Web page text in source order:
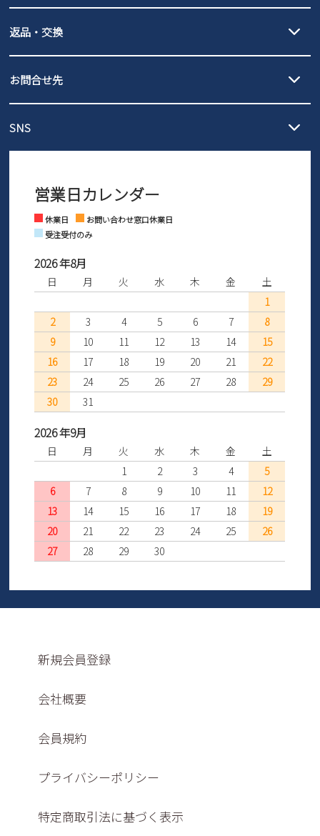
北海道・本州・四国・九州…550円
3,980円（税込）以上お買い上げで送料無料
ご利用ください。
全国一律…220円（税込）
発送日・送料詳細についてはご利用ガイドを
ご利用ください。
返品・交換
の片道無料サービスを実施中！
ントとしても安心してご利用いただけるよう、サイズ交換の受付期
さい。
お問合せ先
営業時間：11時～17時
※土日祝はお問い合わせ窓口休業日となります。
SNS
Facebook Instagram
営業日カレンダー
休業日
お問い合わせ窓口休業日
受注受付のみ
2026 年8月
日 月 火 水 木 金
土
1
2
3 4 5 6 7
8
9
10 11 12 13 14
15
16
17 18 19 20 21
22
23
24 25 26 27 28
29
30
31
2026 年9月
日 月 火 水 木 金
土
1
2 3 4
5
6
7 8 9 10 11
12
13
14 15 16 17 18
19
20
21 22 23 24 25
26
27
28 29 30
新規会員登録
会社概要
会員規約
プライバシーポリシー
特定商取引法に基づく表示